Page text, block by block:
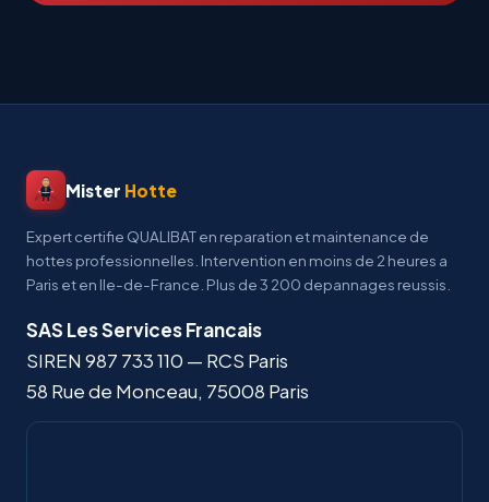
Mister Hotte
Expert certifie QUALIBAT en reparation et maintenance de
hottes professionnelles. Intervention en moins de 2 heures a
Paris et en Ile-de-France. Plus de 3 200 depannages reussis.
SAS Les Services Francais
SIREN 987 733 110 — RCS Paris
58 Rue de Monceau, 75008 Paris